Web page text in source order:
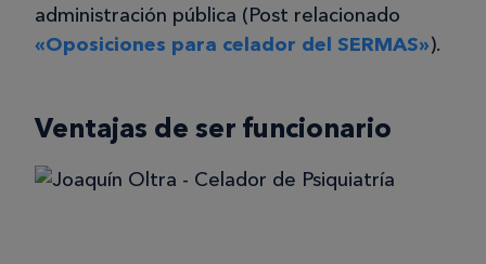
administración pública (Post relacionado
«Oposiciones para celador del SERMAS»).
Ventajas de ser funcionario